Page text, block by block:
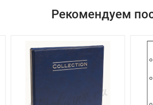
Рекомендуем